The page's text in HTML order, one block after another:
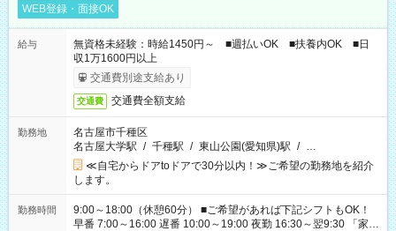
WEB登録・面接OK
給与
無資格未経験：時給1450円～ ■週払いOK ■扶養内OK ■日
収1万1600円以上
交通費別途支給あり
交通費 交通費全額支給
勤務地
名古屋市千種区
名古屋大学駅 / 千種駅 / 東山公園(愛知県)駅 / …
≪自宅からドアtoドアで30分以内！≫ご希望の勤務地を紹介
します。
勤務時間
9:00～18:00（休憩60分） ■ご希望があれば下記シフトもOK！
早番 7:00～16:00 遅番 10:00～19:00 夜勤 16:30～翌9:30 「家族